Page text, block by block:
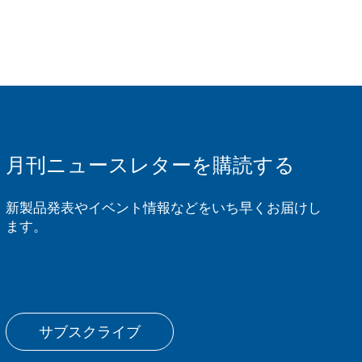
月刊ニュースレターを購読する
新製品発表やイベント情報などをいち早くお届けし
ます。
サブスクライブ